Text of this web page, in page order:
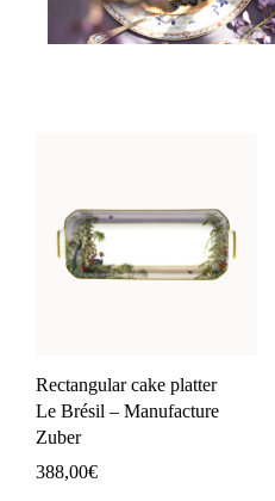
Rectangular cake platter
Le Brésil – Manufacture
Zuber
388,00€